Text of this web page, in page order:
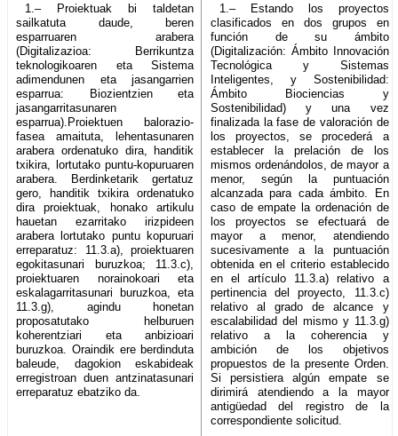
1.– Proiektuak bi taldetan
sailkatuta daude, beren
esparruaren arabera
(Digitalizazioa: Berrikuntza
teknologikoaren eta Sistema
adimendunen eta jasangarrien
esparrua: Biozientzien eta
jasangarritasunaren
esparrua).Proiektuen balorazio-
fasea amaituta, lehentasunaren
arabera ordenatuko dira, handitik
txikira, lortutako puntu-kopuruaren
arabera. Berdinketarik gertatuz
gero, handitik txikira ordenatuko
dira proiektuak, honako artikulu
hauetan ezarritako irizpideen
arabera lortutako puntu kopuruari
erreparatuz: 11.3.a), proiektuaren
egokitasunari buruzkoa; 11.3.c),
proiektuaren norainokoari eta
eskalagarritasunari buruzkoa, eta
11.3.g), agindu honetan
proposatutako helburuen
koherentziari eta anbizioari
buruzkoa. Oraindik ere berdinduta
baleude, dagokion eskabideak
erregistroan duen antzinatasunari
erreparatuz ebatziko da.
1.– Estando los proyectos
clasificados en dos grupos en
función de su ámbito
(Digitalización: Ámbito Innovación
Tecnológica y Sistemas
Inteligentes, y Sostenibilidad:
Ámbito Biociencias y
Sostenibilidad) y una vez
finalizada la fase de valoración de
los proyectos, se procederá a
establecer la prelación de los
mismos ordenándolos, de mayor a
menor, según la puntuación
alcanzada para cada ámbito. En
caso de empate la ordenación de
los proyectos se efectuará de
mayor a menor, atendiendo
sucesivamente a la puntuación
obtenida en el criterio establecido
en el artículo 11.3.a) relativo a
pertinencia del proyecto, 11.3.c)
relativo al grado de alcance y
escalabilidad del mismo y 11.3.g)
relativo a la coherencia y
ambición de los objetivos
propuestos de la presente Orden.
Si persistiera algún empate se
dirimirá atendiendo a la mayor
antigüedad del registro de la
correspondiente solicitud.